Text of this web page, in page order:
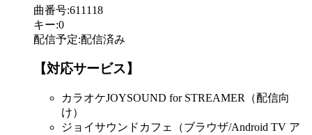
曲番号:611118
キー:0
配信予定:配信済み
【対応サービス】
カラオケJOYSOUND for STREAMER（配信向
け）
ジョイサウンドカフェ（ブラウザ/Android TV ア